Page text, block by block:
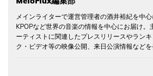
メインライターで運営管理者の酒井裕紀を中心
KPOPなど世界の音楽の情報を中心にお届け。
ーティストに関連したプレスリリースやラン
ク・ビデオ等の映像公開、来日公演情報などを